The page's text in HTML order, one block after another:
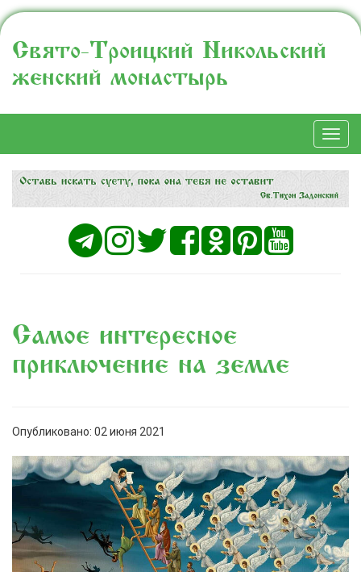
Свято-Троицкий Никольский
женский монастырь
Самое интересное
приключение на земле
Опубликовано: 02 июня 2021